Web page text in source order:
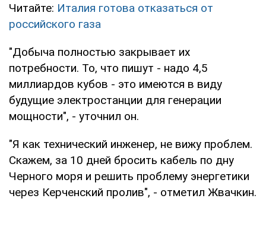
Читайте: Италия готова отказаться от
российского газа
"Добыча полностью закрывает их
потребности. То, что пишут - надо 4,5
миллиардов кубов - это имеются в виду
будущие электростанции для генерации
мощности", - уточнил он.
"Я как технический инженер, не вижу проблем.
Скажем, за 10 дней бросить кабель по дну
Черного моря и решить проблему энергетики
через Керченский пролив", - отметил Жвачкин.